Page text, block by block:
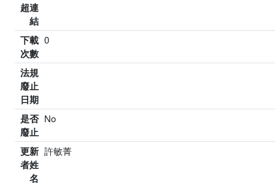
超連
結
下載
次數
0
法規
廢止
日期
是否
廢止
No
更新
者姓
名
許敏菁